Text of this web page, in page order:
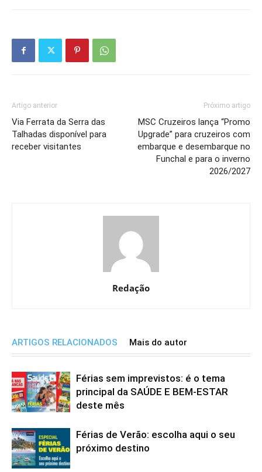
Artigo anterior
Via Ferrata da Serra das
Talhadas disponível para
receber visitantes
Próximo artigo
MSC Cruzeiros lança “Promo
Upgrade” para cruzeiros com
embarque e desembarque no
Funchal e para o inverno
2026/2027
Redação
ARTIGOS RELACIONADOS Mais do autor
Férias sem imprevistos: é o tema
principal da SAÚDE E BEM-ESTAR
deste mês
Férias de Verão: escolha aqui o seu
próximo destino